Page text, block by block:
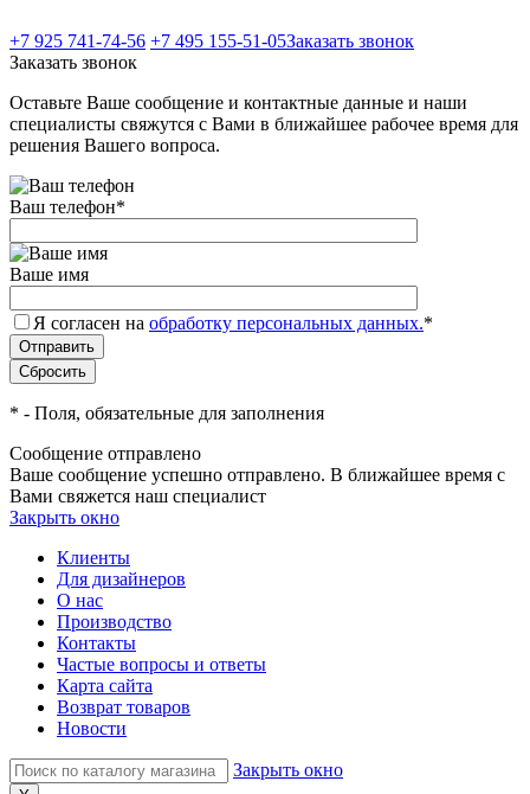
+7 925 741-74-56 +7 495 155-51-05Заказать звонок
Заказать звонок
Оставьте Ваше сообщение и контактные данные и наши
специалисты свяжутся с Вами в ближайшее рабочее время для
решения Вашего вопроса.
Ваш телефон*
Ваше имя
Я согласен на обработку персональных данных.*
* - Поля, обязательные для заполнения
Сообщение отправлено
Ваше сообщение успешно отправлено. В ближайшее время с
Вами свяжется наш специалист
Закрыть окно
Клиенты
Для дизайнеров
О нас
Производство
Контакты
Частые вопросы и ответы
Карта сайта
Возврат товаров
Новости
Закрыть окно